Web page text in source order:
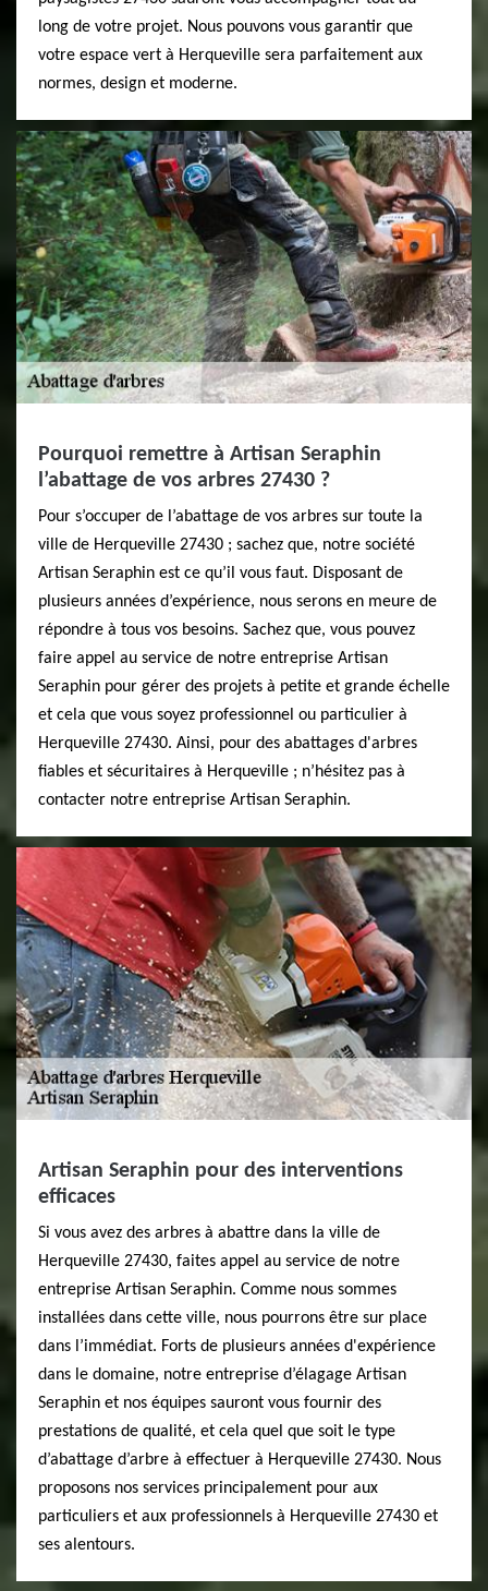
long de votre projet. Nous pouvons vous garantir que
votre espace vert à Herqueville sera parfaitement aux
normes, design et moderne.
Pourquoi remettre à Artisan Seraphin
l’abattage de vos arbres 27430 ?
Pour s’occuper de l’abattage de vos arbres sur toute la
ville de Herqueville 27430 ; sachez que, notre société
Artisan Seraphin est ce qu’il vous faut. Disposant de
plusieurs années d’expérience, nous serons en meure de
répondre à tous vos besoins. Sachez que, vous pouvez
faire appel au service de notre entreprise Artisan
Seraphin pour gérer des projets à petite et grande échelle
et cela que vous soyez professionnel ou particulier à
Herqueville 27430. Ainsi, pour des abattages d'arbres
fiables et sécuritaires à Herqueville ; n’hésitez pas à
contacter notre entreprise Artisan Seraphin.
Artisan Seraphin pour des interventions
efficaces
Si vous avez des arbres à abattre dans la ville de
Herqueville 27430, faites appel au service de notre
entreprise Artisan Seraphin. Comme nous sommes
installées dans cette ville, nous pourrons être sur place
dans l’immédiat. Forts de plusieurs années d'expérience
dans le domaine, notre entreprise d’élagage Artisan
Seraphin et nos équipes sauront vous fournir des
prestations de qualité, et cela quel que soit le type
d’abattage d’arbre à effectuer à Herqueville 27430. Nous
proposons nos services principalement pour aux
particuliers et aux professionnels à Herqueville 27430 et
ses alentours.